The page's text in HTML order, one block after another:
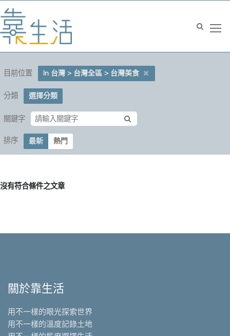
目前位置 In 台灣 > 台灣全區 > 台灣美食
分類 選擇分類
關鍵字
排序 最新 熱門
沒有符合條件之文章
關於靠生活
用不一樣的眼光探索世界
用不一樣的溫度記錄土地